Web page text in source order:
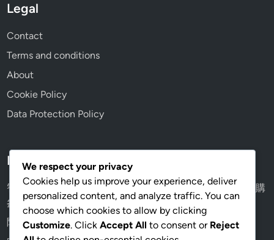
Legal
Contact
Terms and conditions
About
Cookie Policy
Data Protection Policy
Recent Posts
智能手錶鏡面怎麼選？礦石玻璃 vs 藍寶石，香港通勤族選購
參考
隐形眼镜: 舒适度, 视觉效果, 适用场合
We respect your privacy
Cookies help us improve your experience, deliver
personalized content, and analyze traffic. You can
choose which cookies to allow by clicking
Customize. Click Accept All to consent or Reject